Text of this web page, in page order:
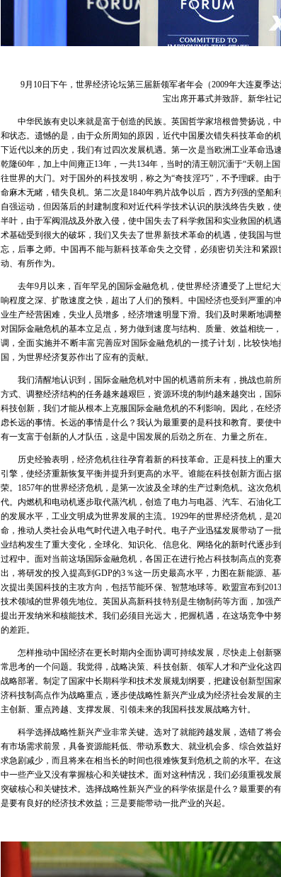
9月10日下午，世界经济论坛第三届新领军者年会（2009年大连夏季
宝出席开幕式并致辞。新华社
中华民族有史以来就是富于创造的民族。英国哲学家培根曾赞扬说，
和状态。遗憾的是，由于众所周知的原因，近代中国屡次错失科技革命的
下近代以来的历史，我们有过四次发展机遇。第一次是当欧洲工业革命迅
乾隆60年，加上中间雍正13年，一共134年，当时的清王朝沉湎于“天朝上
往世界的大门。对于国外的科技发明，称之为“奇技淫巧”，不予理睬。由
命麻木无睹，错失良机。第二次是1840年鸦片战争以后，西方列强的坚船
自强运动，但因落后的封建制度和对近代科学技术认识的肤浅终告失败，
半叶，由于军阀混战及外敌入侵，使中国失去了科学救国和实业救国的机
术基础受到很大的破坏，我们又失去了世界新技术革命的机遇，使我国与
忘，后事之师。中国再不能与新科技革命失之交臂，必须密切关注和紧
动、有所作为。
去年9月以来，百年罕见的国际金融危机，使世界经济遭受了上世纪
响程度之深、扩散速度之快，超出了人们的预料。中国经济也受到严重的
业生产经营困难，失业人员增多，经济增速明显下滑。我们及时果断地调
对国际金融危机的基本立足点，努力做到速度与结构、质量、效益相统一
调，全面实施并不断丰富完善应对国际金融危机的一揽子计划，比较快
国，为世界经济复苏作出了应有的贡献。
我们清醒地认识到，国际金融危机对中国的机遇前所未有，挑战也前
方式、调整经济结构的任务越来越艰巨，资源环境的制约越来越突出，国
科技创新，我们才能从根本上克服国际金融危机的不利影响。因此，在经
虑长远的事情。长远的事情是什么？我认为最重要的是科技和教育。要使
有一支富于创新的人才队伍，这是中国发展的后劲之所在、力量之所在。
历史经验表明，经济危机往往孕育着新的科技革命。正是科技上的重
引擎，使经济重新恢复平衡并提升到更高的水平。谁能在科技创新方面占
荣。1857年的世界经济危机，是第一次波及全球的生产过剩危机。这次危
代。内燃机和电动机逐步取代蒸汽机，创造了电力与电器、汽车、石油化
的发展水平，工业文明成为世界发展的主流。1929年的世界经济危机，是
命，推动人类社会从电气时代进入电子时代。电子产业迅猛发展带动了一
业结构发生了重大变化，全球化、知识化、信息化、网络化的新时代逐步
过程中。面对当前这场国际金融危机，各国正在进行抢占科技制高点的竞
出，将研发的投入提高到GDP的3％这一历史最高水平，力图在新能源、
次提出美国科技的主攻方向，包括节能环保、智慧地球等。欧盟宣布到
技术领域的世界领先地位。英国从高新科技特别是生物制药等方面，加强
提出开发纳米和核能技术。我们必须目光远大，把握机遇，在这场竞争中
的差距。
怎样推动中国经济在更长时期内全面协调可持续发展，尽快走上创新
常思考的一个问题。我觉得，战略决策、科技创新、领军人才和产业化这
战略部署。制定了国家中长期科学和技术发展规划纲要，把建设创新型国
济科技制高点作为战略重点，逐步使战略性新兴产业成为经济社会发展的
主创新、重点跨越、支撑发展、引领未来的我国科技发展战略方针。
科学选择战略性新兴产业非常关键。选对了就能跨越发展，选错了将
有市场需求前景，具备资源能耗低、带动系数大、就业机会多、综合效益
求急剧减少，而且将来在相当长的时间也很难恢复到危机之前的水平。在
中一些产业又没有掌握核心和关键技术。面对这种情况，我们必须重视发
突破核心和关键技术。选择战略性新兴产业的科学依据是什么？最重要的
是要有良好的经济技术效益；三是要能带动一批产业的兴起。